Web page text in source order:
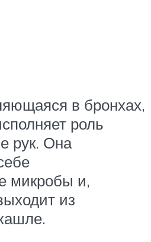
в бронхах,
роль
рук. Она
микробы и,
из